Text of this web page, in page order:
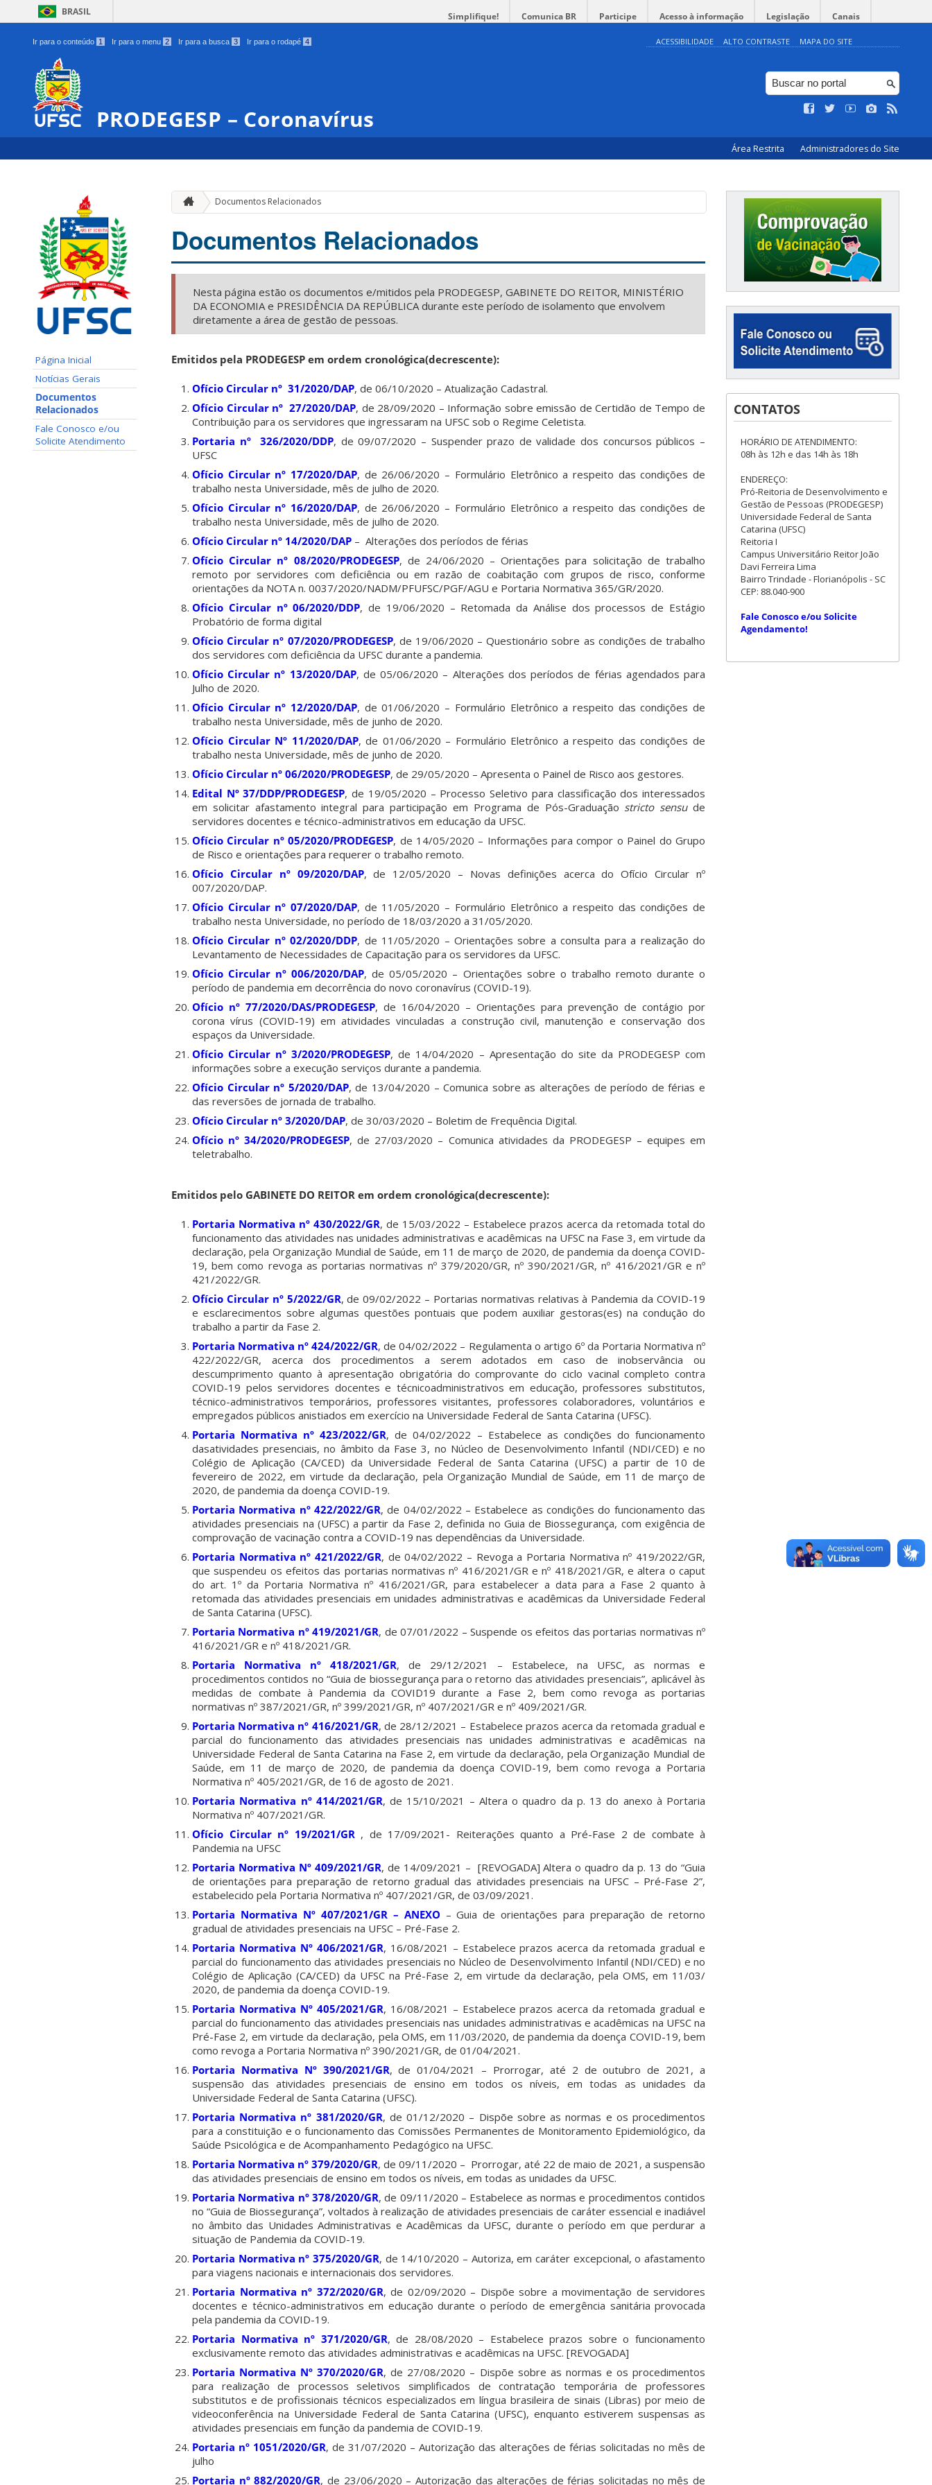
BRASIL Simplifique! Comunica BR Participe Acesso à informação Legislação Canais
Ir para o conteúdo 1 Ir para o menu 2 Ir para a busca 3 Ir para o rodapé 4 ACESSIBILIDADE ALTO CONTRASTE MAPA DO SITE
PRODEGESP – Coronavírus
Área Restrita Administradores do Site
Página Inicial
Notícias Gerais
Documentos
Relacionados
Fale Conosco e/ou
Solicite Atendimento
Documentos Relacionados
Documentos Relacionados
Nesta página estão os documentos e/mitidos pela PRODEGESP, GABINETE DO REITOR, MINISTÉRIO
DA ECONOMIA e PRESIDÊNCIA DA REPÚBLICA durante este período de isolamento que envolvem
diretamente a área de gestão de pessoas.
Emitidos pela PRODEGESP em ordem cronológica(decrescente):
Ofício Circular nº 31/2020/DAP, de 06/10/2020 – Atualização Cadastral.
Ofício Circular nº 27/2020/DAP, de 28/09/2020 – Informação sobre emissão de Certidão de Tempo de
Contribuição para os servidores que ingressaram na UFSC sob o Regime Celetista.
Portaria nº 326/2020/DDP, de 09/07/2020 – Suspender prazo de validade dos concursos públicos –
UFSC
Ofício Circular nº 17/2020/DAP, de 26/06/2020 – Formulário Eletrônico a respeito das condições de
trabalho nesta Universidade, mês de julho de 2020.
Ofício Circular nº 16/2020/DAP, de 26/06/2020 – Formulário Eletrônico a respeito das condições de
trabalho nesta Universidade, mês de julho de 2020.
Ofício Circular nº 14/2020/DAP – Alterações dos períodos de férias
Ofício Circular nº 08/2020/PRODEGESP, de 24/06/2020 – Orientações para solicitação de trabalho
remoto por servidores com deficiência ou em razão de coabitação com grupos de risco, conforme
orientações da NOTA n. 0037/2020/NADM/PFUFSC/PGF/AGU e Portaria Normativa 365/GR/2020.
Ofício Circular nº 06/2020/DDP, de 19/06/2020 – Retomada da Análise dos processos de Estágio
Probatório de forma digital
Ofício Circular nº 07/2020/PRODEGESP, de 19/06/2020 – Questionário sobre as condições de trabalho
dos servidores com deficiência da UFSC durante a pandemia.
Ofício Circular nº 13/2020/DAP, de 05/06/2020 – Alterações dos períodos de férias agendados para
Julho de 2020.
Ofício Circular nº 12/2020/DAP, de 01/06/2020 – Formulário Eletrônico a respeito das condições de
trabalho nesta Universidade, mês de junho de 2020.
Ofício Circular Nº 11/2020/DAP, de 01/06/2020 – Formulário Eletrônico a respeito das condições de
trabalho nesta Universidade, mês de junho de 2020.
Ofício Circular nº 06/2020/PRODEGESP, de 29/05/2020 – Apresenta o Painel de Risco aos gestores.
Edital Nº 37/DDP/PRODEGESP, de 19/05/2020 – Processo Seletivo para classificação dos interessados
em solicitar afastamento integral para participação em Programa de Pós-Graduação stricto sensude
servidores docentes e técnico-administrativos em educação da UFSC.
Ofício Circular nº 05/2020/PRODEGESP, de 14/05/2020 – Informações para compor o Painel do Grupo
de Risco e orientações para requerer o trabalho remoto.
Ofício Circular nº 09/2020/DAP, de 12/05/2020 – Novas definições acerca do Ofício Circular nº
007/2020/DAP.
Ofício Circular nº 07/2020/DAP, de 11/05/2020 – Formulário Eletrônico a respeito das condições de
trabalho nesta Universidade, no período de 18/03/2020 a 31/05/2020.
Ofício Circular nº 02/2020/DDP, de 11/05/2020 – Orientações sobre a consulta para a realização do
Levantamento de Necessidades de Capacitação para os servidores da UFSC.
Ofício Circular nº 006/2020/DAP, de 05/05/2020 – Orientações sobre o trabalho remoto durante o
período de pandemia em decorrência do novo coronavírus (COVID-19).
Ofício nº 77/2020/DAS/PRODEGESP, de 16/04/2020 – Orientações para prevenção de contágio por
corona vírus (COVID-19) em atividades vinculadas a construção civil, manutenção e conservação dos
espaços da Universidade.
Ofício Circular nº 3/2020/PRODEGESP, de 14/04/2020 – Apresentação do site da PRODEGESP com
informações sobre a execução serviços durante a pandemia.
Ofício Circular nº 5/2020/DAP, de 13/04/2020 – Comunica sobre as alterações de período de férias e
das reversões de jornada de trabalho.
Ofício Circular nº 3/2020/DAP, de 30/03/2020 – Boletim de Frequência Digital.
Ofício nº 34/2020/PRODEGESP, de 27/03/2020 – Comunica atividades da PRODEGESP – equipes em
teletrabalho.
Emitidos pelo GABINETE DO REITOR em ordem cronológica(decrescente):
Portaria Normativa nº 430/2022/GR, de 15/03/2022 – Estabelece prazos acerca da retomada total do
funcionamento das atividades nas unidades administrativas e acadêmicas na UFSC na Fase 3, em virtude da
declaração, pela Organização Mundial de Saúde, em 11 de março de 2020, de pandemia da doença COVID-
19, bem como revoga as portarias normativas nº 379/2020/GR, nº 390/2021/GR, nº 416/2021/GR e nº
421/2022/GR.
Ofício Circular nº 5/2022/GR, de 09/02/2022 – Portarias normativas relativas à Pandemia da COVID-19
e esclarecimentos sobre algumas questões pontuais que podem auxiliar gestoras(es) na condução do
trabalho a partir da Fase 2.
Portaria Normativa nº 424/2022/GR, de 04/02/2022 – Regulamenta o artigo 6º da Portaria Normativa nº
422/2022/GR, acerca dos procedimentos a serem adotados em caso de inobservância ou
descumprimento quanto à apresentação obrigatória do comprovante do ciclo vacinal completo contra
COVID-19 pelos servidores docentes e técnicoadministrativos em educação, professores substitutos,
técnico-administrativos temporários, professores visitantes, professores colaboradores, voluntários e
empregados públicos anistiados em exercício na Universidade Federal de Santa Catarina (UFSC).
Portaria Normativa nº 423/2022/GR, de 04/02/2022 – Estabelece as condições do funcionamento
dasatividades presenciais, no âmbito da Fase 3, no Núcleo de Desenvolvimento Infantil (NDI/CED) e no
Colégio de Aplicação (CA/CED) da Universidade Federal de Santa Catarina (UFSC) a partir de 10 de
fevereiro de 2022, em virtude da declaração, pela Organização Mundial de Saúde, em 11 de março de
2020, de pandemia da doença COVID-19.
Portaria Normativa nº 422/2022/GR, de 04/02/2022 – Estabelece as condições do funcionamento das
atividades presenciais na (UFSC) a partir da Fase 2, definida no Guia de Biossegurança, com exigência de
comprovação de vacinação contra a COVID-19 nas dependências da Universidade.
Portaria Normativa nº 421/2022/GR, de 04/02/2022 – Revoga a Portaria Normativa nº 419/2022/GR,
que suspendeu os efeitos das portarias normativas nº 416/2021/GR e nº 418/2021/GR, e altera o caput
do art. 1º da Portaria Normativa nº 416/2021/GR, para estabelecer a data para a Fase 2 quanto à
retomada das atividades presenciais em unidades administrativas e acadêmicas da Universidade Federal
de Santa Catarina (UFSC).
Portaria Normativa nº 419/2021/GR, de 07/01/2022 – Suspende os efeitos das portarias normativas nº
416/2021/GR e nº 418/2021/GR.
Portaria Normativa nº 418/2021/GR, de 29/12/2021 – Estabelece, na UFSC, as normas e
procedimentos contidos no “Guia de biossegurança para o retorno das atividades presenciais”, aplicável às
medidas de combate à Pandemia da COVID19 durante a Fase 2, bem como revoga as portarias
normativas nº 387/2021/GR, nº 399/2021/GR, nº 407/2021/GR e nº 409/2021/GR.
Portaria Normativa nº 416/2021/GR, de 28/12/2021 – Estabelece prazos acerca da retomada gradual e
parcial do funcionamento das atividades presenciais nas unidades administrativas e acadêmicas na
Universidade Federal de Santa Catarina na Fase 2, em virtude da declaração, pela Organização Mundial de
Saúde, em 11 de março de 2020, de pandemia da doença COVID-19, bem como revoga a Portaria
Normativa nº 405/2021/GR, de 16 de agosto de 2021.
Portaria Normativa nº 414/2021/GR, de 15/10/2021 – Altera o quadro da p. 13 do anexo à Portaria
Normativa nº 407/2021/GR.
Ofício Circular nº 19/2021/GR, de 17/09/2021- Reiterações quanto a Pré-Fase 2 de combate à
Pandemia na UFSC
Portaria Normativa Nº 409/2021/GR, de 14/09/2021 – [REVOGADA] Altera o quadro da p. 13 do “Guia
de orientações para preparação de retorno gradual das atividades presenciais na UFSC – Pré-Fase 2”,
estabelecido pela Portaria Normativa nº 407/2021/GR, de 03/09/2021.
Portaria Normativa Nº 407/2021/GR – ANEXO – Guia de orientações para preparação de retorno
gradual de atividades presenciais na UFSC – Pré-Fase 2.
Portaria Normativa Nº 406/2021/GR, 16/08/2021 – Estabelece prazos acerca da retomada gradual e
parcial do funcionamento das atividades presenciais no Núcleo de Desenvolvimento Infantil (NDI/CED) e no
Colégio de Aplicação (CA/CED) da UFSC na Pré-Fase 2, em virtude da declaração, pela OMS, em 11/03/
2020, de pandemia da doença COVID-19.
Portaria Normativa Nº 405/2021/GR, 16/08/2021 – Estabelece prazos acerca da retomada gradual e
parcial do funcionamento das atividades presenciais nas unidades administrativas e acadêmicas na UFSC na
Pré-Fase 2, em virtude da declaração, pela OMS, em 11/03/2020, de pandemia da doença COVID-19, bem
como revoga a Portaria Normativa nº 390/2021/GR, de 01/04/2021.
Portaria Normativa Nº 390/2021/GR, de 01/04/2021 – Prorrogar, até 2 de outubro de 2021, a
suspensão das atividades presenciais de ensino em todos os níveis, em todas as unidades da
Universidade Federal de Santa Catarina (UFSC).
Portaria Normativa nº 381/2020/GR, de 01/12/2020 – Dispõe sobre as normas e os procedimentos
para a constituição e o funcionamento das Comissões Permanentes de Monitoramento Epidemiológico, da
Saúde Psicológica e de Acompanhamento Pedagógico na UFSC.
Portaria Normativa nº 379/2020/GR, de 09/11/2020 – Prorrogar, até 22 de maio de 2021, a suspensão
das atividades presenciais de ensino em todos os níveis, em todas as unidades da UFSC.
Portaria Normativa nº 378/2020/GR, de 09/11/2020 – Estabelece as normas e procedimentos contidos
no “Guia de Biossegurança”, voltados à realização de atividades presenciais de caráter essencial e inadiável
no âmbito das Unidades Administrativas e Acadêmicas da UFSC, durante o período em que perdurar a
situação de Pandemia da COVID-19.
Portaria Normativa nº 375/2020/GR, de 14/10/2020 – Autoriza, em caráter excepcional, o afastamento
para viagens nacionais e internacionais dos servidores.
Portaria Normativa nº 372/2020/GR, de 02/09/2020 – Dispõe sobre a movimentação de servidores
docentes e técnico-administrativos em educação durante o período de emergência sanitária provocada
pela pandemia da COVID-19.
Portaria Normativa nº 371/2020/GR, de 28/08/2020 – Estabelece prazos sobre o funcionamento
exclusivamente remoto das atividades administrativas e acadêmicas na UFSC. [REVOGADA]
Portaria Normativa Nº 370/2020/GR, de 27/08/2020 – Dispõe sobre as normas e os procedimentos
para realização de processos seletivos simplificados de contratação temporária de professores
substitutos e de profissionais técnicos especializados em língua brasileira de sinais (Libras) por meio de
videoconferência na Universidade Federal de Santa Catarina (UFSC), enquanto estiverem suspensas as
atividades presenciais em função da pandemia de COVID-19.
Portaria nº 1051/2020/GR, de 31/07/2020 – Autorização das alterações de férias solicitadas no mês de
julho
Portaria nº 882/2020/GR, de 23/06/2020 – Autorização das alterações de férias solicitadas no mês de
CONTATOS
HORÁRIO DE ATENDIMENTO:
08h às 12h e das 14h às 18h
ENDEREÇO:
Pró-Reitoria de Desenvolvimento e
Gestão de Pessoas (PRODEGESP)
Universidade Federal de Santa
Catarina (UFSC)
Reitoria I
Campus Universitário Reitor João
Davi Ferreira Lima
Bairro Trindade - Florianópolis - SC
CEP: 88.040-900
Fale Conosco e/ou Solicite
Agendamento!